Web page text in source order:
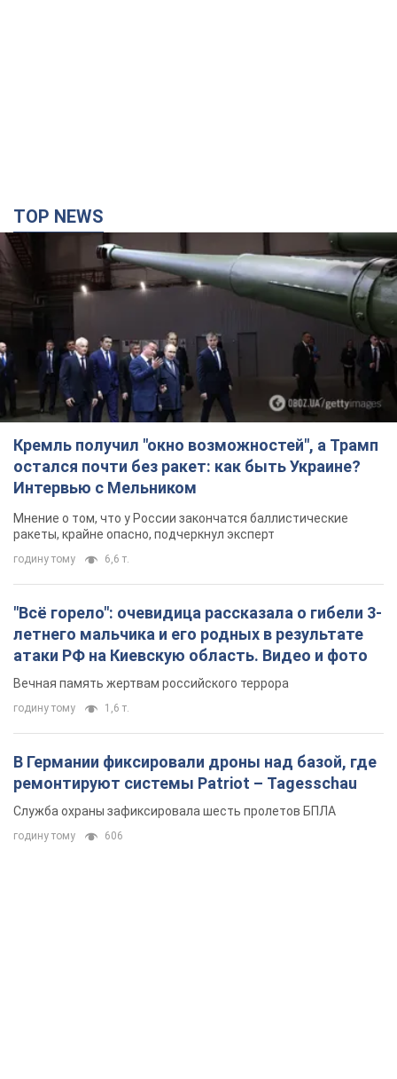
TOP NEWS
Кремль получил "окно возможностей", а Трамп
остался почти без ракет: как быть Украине?
Интервью с Мельником
Мнение о том, что у России закончатся баллистические
ракеты, крайне опасно, подчеркнул эксперт
годину тому 6,6 т.
"Всё горело": очевидица рассказала о гибели 3-
летнего мальчика и его родных в результате
атаки РФ на Киевскую область. Видео и фото
Вечная память жертвам российского террора
годину тому 1,6 т.
В Германии фиксировали дроны над базой, где
ремонтируют системы Patriot – Tagesschau
Служба охраны зафиксировала шесть пролетов БПЛА
годину тому 606